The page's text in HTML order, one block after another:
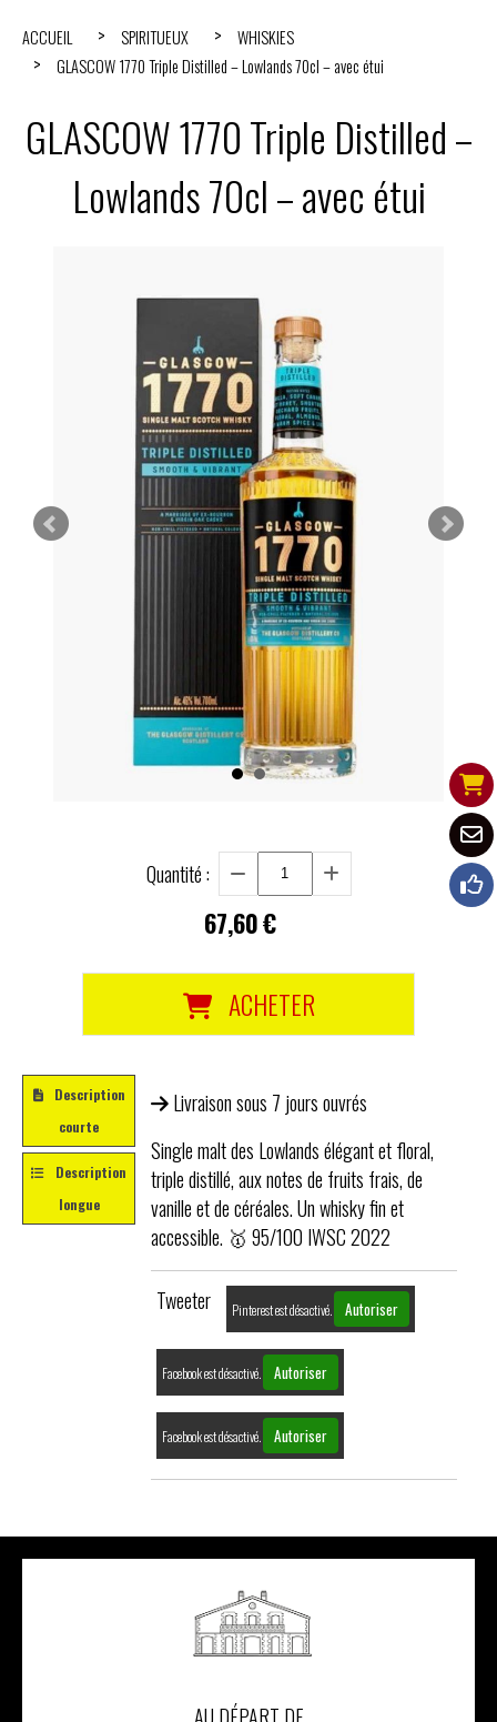
ACCUEIL SPIRITUEUX
WHISKIES
GLASCOW 1770 Triple Distilled – Lowlands 70cl – avec étui
GLASCOW 1770 Triple Distilled –
Lowlands 70cl – avec étui
Quantité :
67,60€
ACHETER
Description
courte
Description
longue
Livraison sous 7 jours ouvrés
Single malt des Lowlands élégant et floral,
triple distillé, aux notes de fruits frais, de
vanille et de céréales. Un whisky fin et
accessible. 🥇 95/100 IWSC 2022
Tweeter Pinterest est désactivé. Autoriser
Facebook est désactivé. Autoriser
Facebook est désactivé. Autoriser